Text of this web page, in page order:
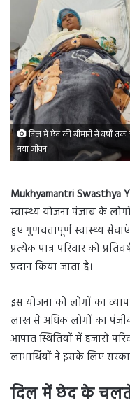
दिल में छेद की बीमारी से वर्षों तक
नया जीवन
Mukhyamantri Swasthya
स्वास्थ्य योजना पंजाब के
हुए गुणवत्तापूर्ण स्वास्थ्य
प्रत्येक पात्र परिवार को
प्रदान किया जाता है।
इस योजना को लोगों का
लाख से अधिक लोगों का
आपात स्थितियों में हजारों
लाभार्थियों ने इसके लिए
दिल में छेद के